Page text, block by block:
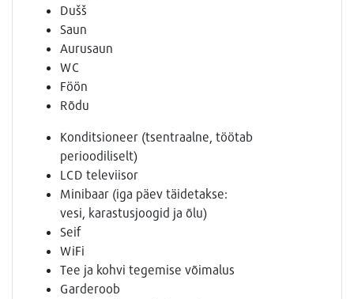
Dušš
Saun
Aurusaun
WC
Föön
Rõdu
Konditsioneer (tsentraalne, töötab
perioodiliselt)
LCD televiisor
Minibaar (iga päev täidetakse:
vesi, karastusjoogid ja õlu)
Seif
WiFi
Tee ja kohvi tegemise võimalus
Garderoob